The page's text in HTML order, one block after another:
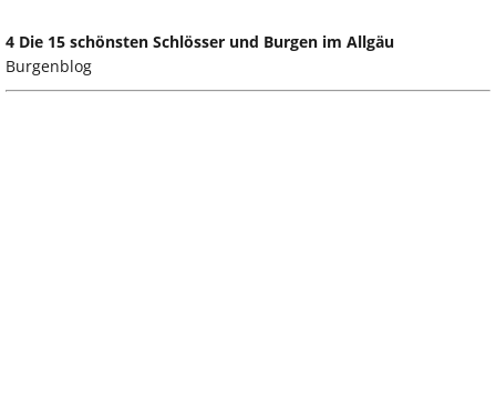
4 Die 15 schönsten Schlösser und Burgen im Allgäu
Burgenblog